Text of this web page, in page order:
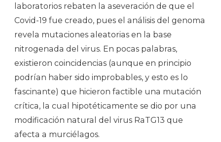
laboratorios rebaten la aseveración de que el
Covid-19 fue creado, pues el análisis del genoma
revela mutaciones aleatorias en la base
nitrogenada del virus. En pocas palabras,
existieron coincidencias (aunque en principio
podrían haber sido improbables, y esto es lo
fascinante) que hicieron factible una mutación
crítica, la cual hipotéticamente se dio por una
modificación natural del virus RaTG13 que
afecta a murciélagos.